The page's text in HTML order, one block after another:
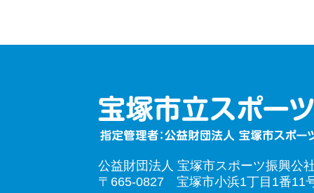
公益財団法人 宝塚市スポーツ振興公
〒665-0827 宝塚市小浜1丁目1番11